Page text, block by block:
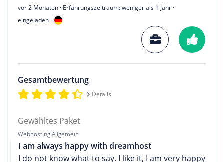
vor 2 Monaten · Erfahrungszeitraum: weniger als 1 Jahr ·
eingeladen ·
Gesamtbewertung
Details
Gewähltes Paket
Webhosting Allgemein
I am always happy with dreamhost
I do not know what to say. I like it, I am very happy